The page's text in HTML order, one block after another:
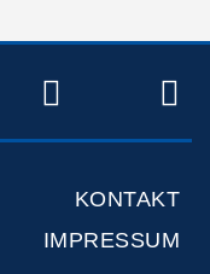
KONTAKT
IMPRESSUM